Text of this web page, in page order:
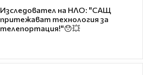
Изследовател на НЛО: "САЩ
притежават технология за
телепортация!"😯💥